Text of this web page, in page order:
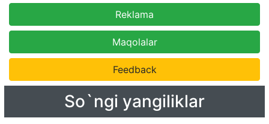
Reklama
Maqolalar
Feedback
So`ngi yangiliklar